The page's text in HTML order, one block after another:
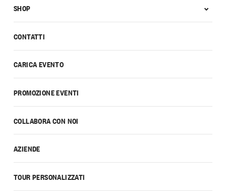
CONTATTI
CARICA EVENTO
PROMOZIONE EVENTI
COLLABORA CON NOI
AZIENDE
TOUR PERSONALIZZATI
SHOP